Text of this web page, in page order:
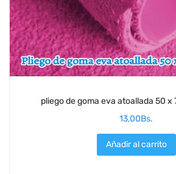
pliego de goma eva atoallada 50 x
13,00Bs.
Añadir al carrito